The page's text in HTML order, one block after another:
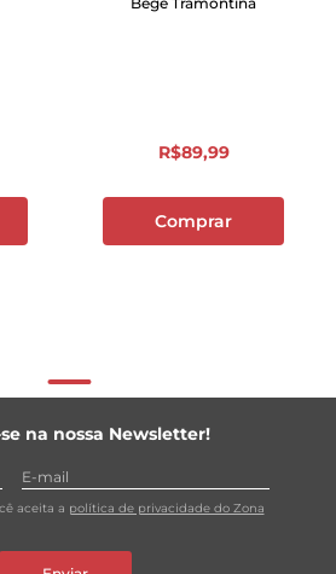
R$89,99
Comprar
na nossa Newsletter!
aceita a política de privacidade do Zona